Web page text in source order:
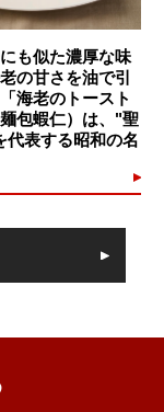
にも似た濃厚な味
の甘さを油で引
海老のトースト
包蝦仁）は、"聖
代表する昭和の名